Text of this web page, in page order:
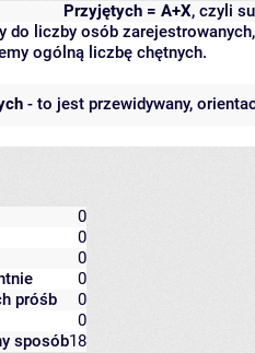
Przyjętych = A+X, czyli
do liczby osób
ogólną liczbę chętnych.
- to jest przewidywany,
0
0
0
0
próśb
0
0
sposób18